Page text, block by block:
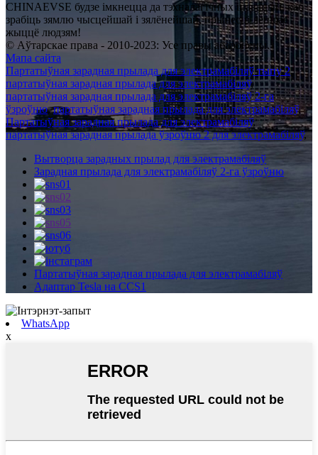
CHINAEVSE будзе імкнецца да тэхналагічных інавацый, каб
зрабіць зямлю чысцейшай і зялёнейшай, прынесці лепшае
жыццё людзям!
© Аўтарскае права - 2010-2023: Усе правы абаронены.
Мапа сайта
Партатыўная зарадная прылада для электрамабіляў тыпу 2,
партатыўная зарадная прылада для электрамабіляў,
партатыўная зарадная прылада для электрамабіляў 2-га
ўзроўню,партатыўная зарадная прылада для электрамабіляў,
Партатыўная зарадная прылада для электрамабіляў,
партатыўная зарадная прылада ўзроўню 2 для электрамабіляў,
Вытворца зарадных прылад для электрамабіляў
Зарадная прылада для электрамабіляў 2-га ўзроўню
Партатыўная зарадная прылада для электрамабіляў
Адаптар Tesla на CCS1
WhatsApp
x